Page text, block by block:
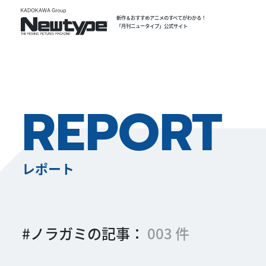
新作＆おすすめアニメのすべてがわかる！
「月刊ニュータイプ」公式サイト
REPORT
レポート
#ノラガミの記事： 003 件